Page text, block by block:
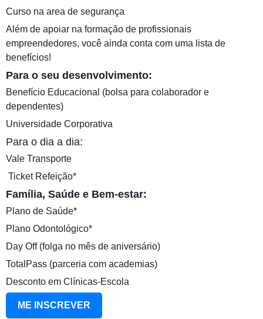
Curso na area de segurança
Além de apoiar na formação de profissionais
empreendedores, você ainda conta com uma lista de
benefícios!
Para o seu desenvolvimento:
Benefício Educacional (bolsa para colaborador e
dependentes)
Universidade Corporativa
Para o dia a dia:
Vale Transporte
️ Ticket Refeição*
Família, Saúde e Bem-estar:
Plano de Saúde*
Plano Odontológico*
Day Off (folga no mês de aniversário)
TotalPass (parceria com academias)
Desconto em Clínicas-Escola
ME INSCREVER